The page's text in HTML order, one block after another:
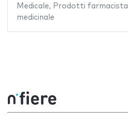
Medicale, Prodotti farmacista
medicinale